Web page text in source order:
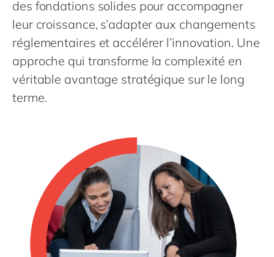
Philippines
Singapore
Switzerland
UK & Ireland
USA & Canada
des fondations solides pour accompagner
leur croissance, s’adapter aux changements
réglementaires et accélérer l’innovation. Une
approche qui transforme la complexité en
véritable avantage stratégique sur le long
terme.